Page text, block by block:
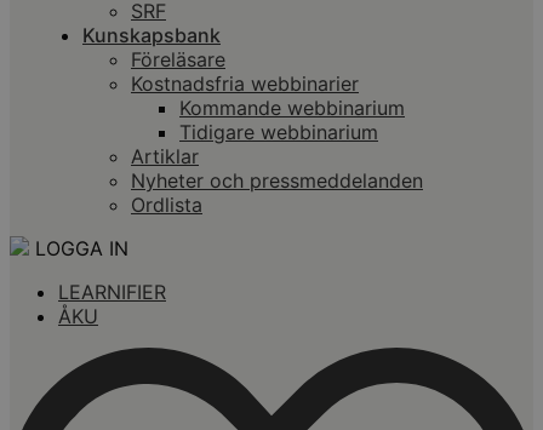
SRF
Kunskapsbank
Föreläsare
Kostnadsfria webbinarier
Kommande webbinarium
Tidigare webbinarium
Artiklar
Nyheter och pressmeddelanden
Ordlista
LOGGA IN
LEARNIFIER
ÅKU